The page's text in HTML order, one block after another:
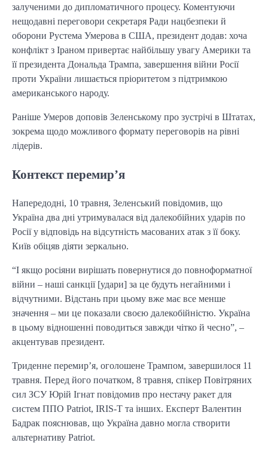
залученими до дипломатичного процесу. Коментуючи
нещодавні переговори секретаря Ради нацбезпеки й
оборони Рустема Умерова в США, президент додав: хоча
конфлікт з Іраном привертає найбільшу увагу Америки та
її президента Дональда Трампа, завершення війни Росії
проти України лишається пріоритетом з підтримкою
американського народу.
Раніше Умеров доповів Зеленському про зустрічі в Штатах,
зокрема щодо можливого формату переговорів на рівні
лідерів.
Контекст перемир’я
Напередодні, 10 травня, Зеленський повідомив, що
Україна два дні утримувалася від далекобійних ударів по
Росії у відповідь на відсутність масованих атак з її боку.
Київ обіцяв діяти зеркально.
“І якщо росіяни вирішать повернутися до повноформатної
війни – наші санкції [удари] за це будуть негайними і
відчутними. Відстань при цьому вже має все менше
значення – ми це показали своєю далекобійністю. Україна
в цьому відношенні поводиться завжди чітко й чесно”, –
акцентував президент.
Триденне перемир’я, оголошене Трампом, завершилося 11
травня. Перед його початком, 8 травня, спікер Повітряних
сил ЗСУ Юрій Ігнат повідомив про нестачу ракет для
систем ППО Patriot, IRIS-T та інших. Експерт Валентин
Бадрак пояснював, що Україна давно могла створити
альтернативу Patriot.